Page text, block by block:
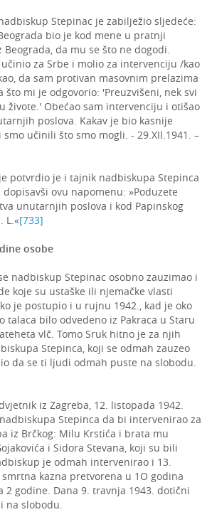
Stepinac je zabilježio sljedeće:
bio je kod mene u pratnji
da mu se što ne dogodi.
za Srbe i molio za intervenciju /kao
da sam protivan masovnim prelazima
što mi je odgovorio: 'Preuzvišeni, nek svi
živote.' Obećao sam intervenciju i otišao
poslova. Kakav je bio kasnije
učinili što smo mogli. - 29.XIl.1941. –
potvrdio je i tajnik nadbiskupa Stepinca
dopisavši ovu napomenu: »Poduzete
unutarnjih poslova i kod Papinskog
L.«[733]
osobe
nadbiskup Stepinac osobno zauzimao i
koje su ustaške ili njemačke vlasti
je postupio i u rujnu 1942., kad je oko
talaca bilo odvedeno iz Pakraca u Staru
vlč. Tomo Sruk hitno je za njih
Stepinca, koji se odmah zauzeo
da se ti ljudi odmah puste na slobodu.
iz Zagreba, 12. listopada 1942.
Stepinca da bi intervenirao za
iz Brčkog: Milu Krstića i brata mu
i Sidora Stevana, koji su bili
je odmah intervenirao i 13.
kazna pretvorena u 1O godina
2 godine. Dana 9. travnja 1943. dotični
na slobodu.